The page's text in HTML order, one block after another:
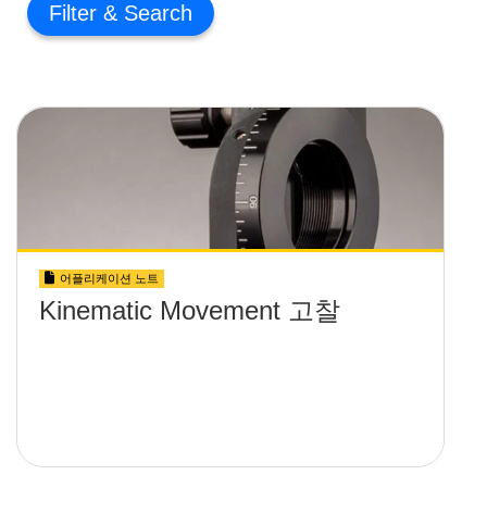
Filter
어플리케이션 노트
Kinematic Movement 고찰